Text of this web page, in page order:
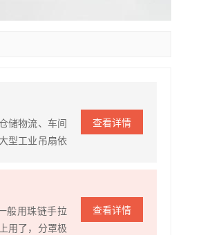
查看详情
储物流、车间
型工业吊扇依
查看详情
般用珠链手拉
用了，分罩极